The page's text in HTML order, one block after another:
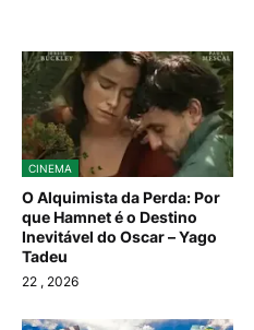
CINEMA
O Alquimista da Perda: Por
que Hamnet é o Destino
Inevitável do Oscar – Yago
Tadeu
22 , 2026